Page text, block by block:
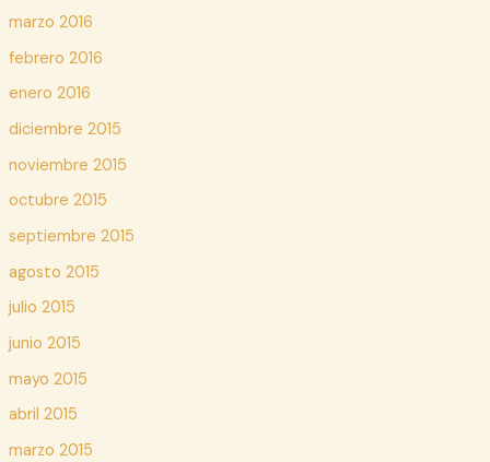
marzo 2016
febrero 2016
enero 2016
diciembre 2015
noviembre 2015
octubre 2015
septiembre 2015
agosto 2015
julio 2015
junio 2015
mayo 2015
abril 2015
marzo 2015